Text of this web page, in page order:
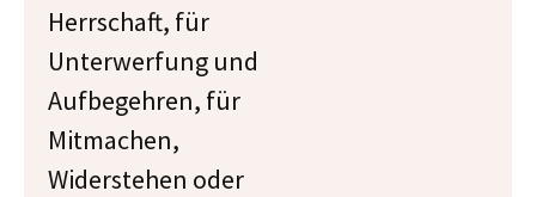
Herrschaft, für
Unterwerfung und
Aufbegehren, für
Mitmachen,
Widerstehen oder